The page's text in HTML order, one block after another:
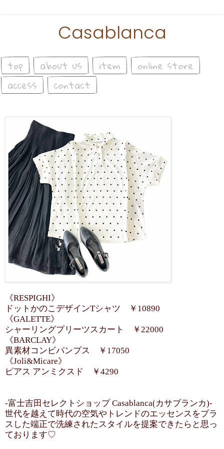
Casablanca
top about us item
online store
access
contact
《RESPIGHI》
ドットかのこデザインTシャツ ￥10890
《GALETTE》
シャーリングプリーツスカート ￥22000
《BARCLAY》
異素材コンビパンプス ￥17050
《Joli&Micare》
ピアス アンミクスド ￥4290
-富士吉田セレクトショップ Casablanca(カサブランカ)-
世代を越えて時代の空気やトレンドのエッセンスをプラ
スした端正で洗練されたスタイルを提案できたらと思っ
ております♡